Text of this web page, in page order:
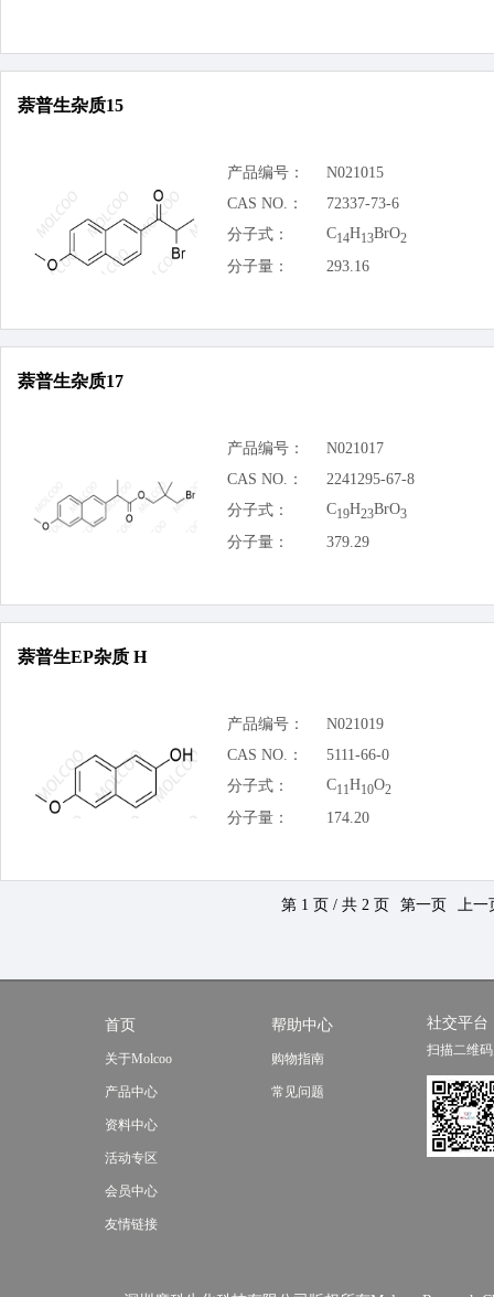
萘普生杂质15
产品编号：
N021015
CAS NO.：
72337-73-6
分子式：
C14H13BrO2
分子量： 293.16
萘普生杂质17
产品编号：
N021017
CAS NO.：
2241295-67-8
分子式：
C19H23BrO3
分子量： 379.29
萘普生EP杂质 H
产品编号：
N021019
CAS NO.：
5111-66-0
分子式：
C11H10O2
分子量： 174.20
第 1 页 / 共 2 页 第一页 上一
首页
关于Molcoo
产品中心
资料中心
活动专区
会员中心
友情链接
帮助中心
购物指南
常见问题
社交平台
扫描二维